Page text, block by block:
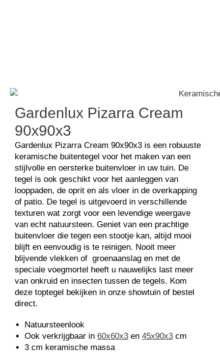
Keramisch natuursteen
Gardenlux Pizarra Cream
Gardenlux Pizarra Cream
90x90x3
Gardenlux Pizarra Cream 90x90x3 is een robuuste
keramische buitentegel voor het maken van een
stijlvolle en oersterke buitenvloer in uw tuin. De
tegel is ook geschikt voor het aanleggen van
looppaden, de oprit en als vloer in de overkapping
of patio. De tegel is uitgevoerd in verschillende
texturen wat zorgt voor een levendige weergave
van echt natuursteen. Geniet van een prachtige
buitenvloer die tegen een stootje kan, altijd mooi
blijft en eenvoudig is te reinigen. Nooit meer
blijvende vlekken of groenaanslag en met de
speciale voegmortel heeft u nauwelijks last meer
van onkruid en insecten tussen de tegels. Kom
deze toptegel bekijken in onze showtuin of bestel
direct.
Natuursteenlook
Ook verkrijgbaar in 60x60x3 en 45x90x3 cm
3 cm keramische massa